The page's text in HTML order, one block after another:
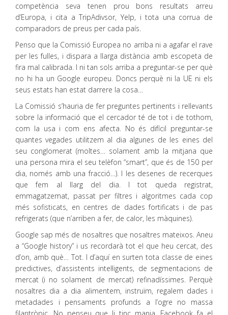
competència seva tenen prou bons resultats arreu
d’Europa, i cita a TripAdivsor, Yelp, i tota una corrua de
comparadors de preus per cada país.
Penso que la Comissió Europea no arriba ni a agafar el rave
per les fulles, i dispara a llarga distància amb escopeta de
fira mal calibrada. I ni tan sols arriba a preguntar-se per què
no hi ha un Google europeu. Doncs perquè ni la UE ni els
seus estats han estat darrere la cosa…
La Comissió s’hauria de fer preguntes pertinents i rellevants
sobre la informació que el cercador té de tot i de tothom,
com la usa i com ens afecta. No és difícil preguntar-se
quantes vegades utilitzem al dia algunes de les eines del
seu conglomerat (moltes… solament amb la mitjana que
una persona mira el seu telèfon “smart”, que és de 150 per
dia, només amb una fracció…). I les desenes de recerques
que fem al llarg del dia. I tot queda registrat,
emmagatzemat, passat per filtres i algoritmes cada cop
més sofisticats, en centres de dades fortificats i de pas
refrigerats (que n’arriben a fer, de calor, les màquines).
Google sap més de nosaltres que nosaltres mateixos. Aneu
a “Google history” i us recordarà tot el que heu cercat, des
d’on, amb què… Tot. I d’aquí en surten tota classe de eines
predictives, d’assistents intel·ligents, de segmentacions de
mercat (i no solament de mercat) refinadíssimes. Perquè
nosaltres dia a dia alimentem, instruïm, regalem dades i
metadades i pensaments profunds a l’ogre no massa